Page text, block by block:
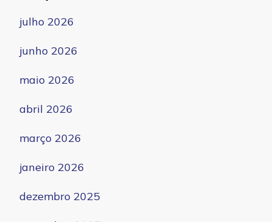
julho 2026
junho 2026
maio 2026
abril 2026
março 2026
janeiro 2026
dezembro 2025